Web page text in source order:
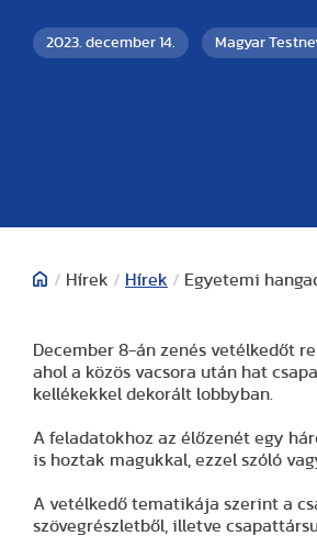
2023. december 14. Magyar
/ Hírek / Hírek / Egyetemi
December 8-án zenés vetélkedőt
ahol a közös vacsora után hat
kellékekkel dekorált lobbyban.
A feladatokhoz az élőzenét egy
is hoztak magukkal, ezzel szóló
A vetélkedő tematikája szerint a
szövegrészletből, illetve